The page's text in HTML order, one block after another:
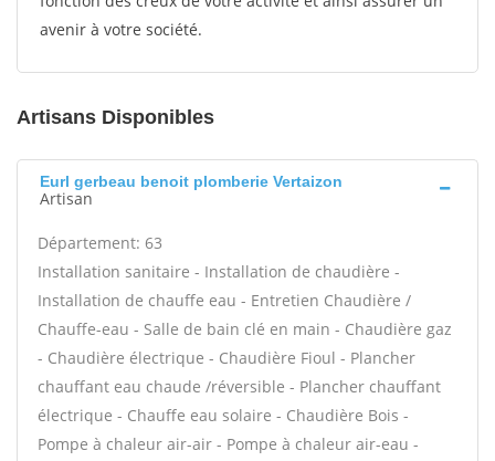
avenir à votre société.
Artisans Disponibles
Eurl gerbeau benoit plomberie Vertaizon
Artisan
Département: 63
Installation sanitaire - Installation de chaudière -
Installation de chauffe eau - Entretien Chaudière /
Chauffe-eau - Salle de bain clé en main - Chaudière gaz
- Chaudière électrique - Chaudière Fioul - Plancher
chauffant eau chaude /réversible - Plancher chauffant
électrique - Chauffe eau solaire - Chaudière Bois -
Pompe à chaleur air-air - Pompe à chaleur air-eau -